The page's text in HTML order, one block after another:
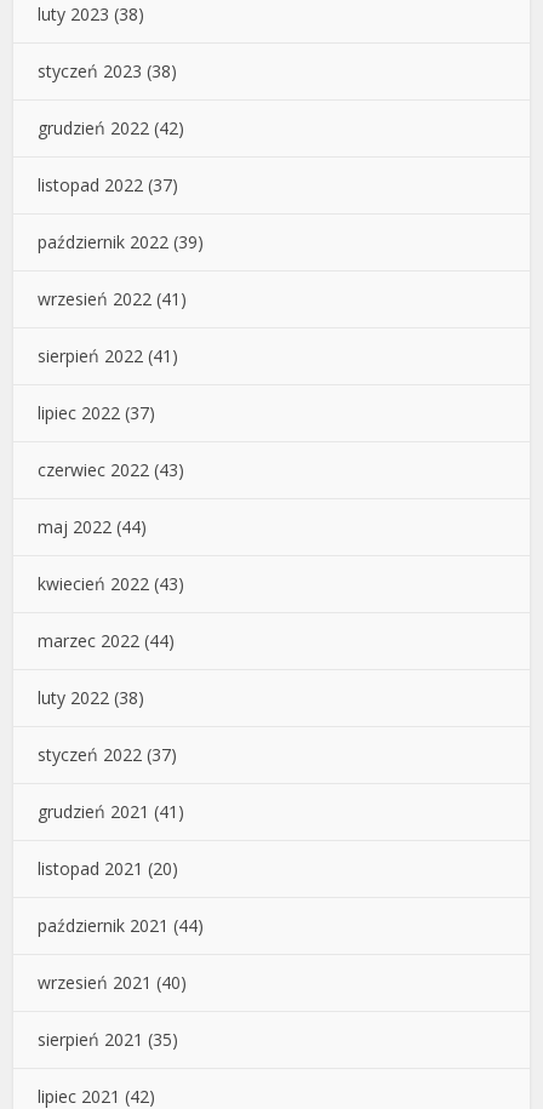
luty 2023 (38)
styczeń 2023 (38)
grudzień 2022 (42)
listopad 2022 (37)
październik 2022 (39)
wrzesień 2022 (41)
sierpień 2022 (41)
lipiec 2022 (37)
czerwiec 2022 (43)
maj 2022 (44)
kwiecień 2022 (43)
marzec 2022 (44)
luty 2022 (38)
styczeń 2022 (37)
grudzień 2021 (41)
listopad 2021 (20)
październik 2021 (44)
wrzesień 2021 (40)
sierpień 2021 (35)
lipiec 2021 (42)